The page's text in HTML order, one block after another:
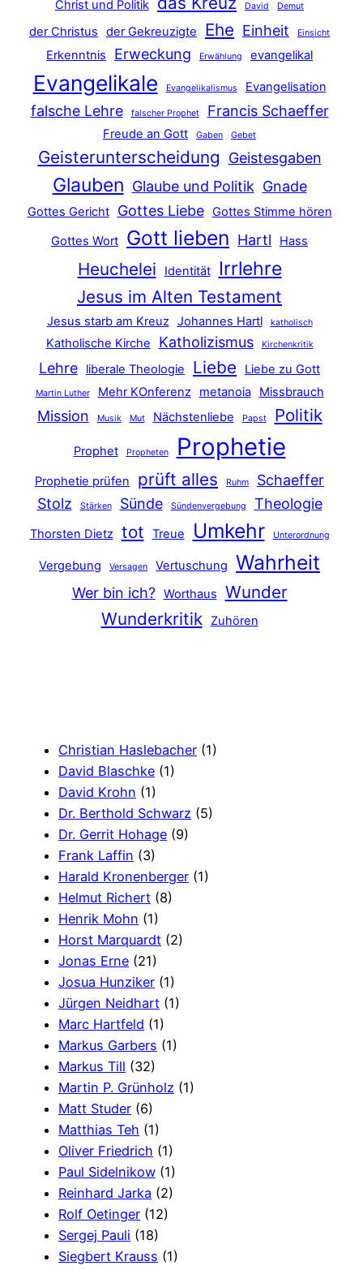
Christ und Politik David Demut
der Christus der Gekreuzigte Ehe Einheit Einsicht
Erkenntnis Erweckung Erwählung evangelikal
Evangelikale Evangelikalismus Evangelisation
falsche Lehre falscher Prophet Francis Schaeffer
Freude an Gott Gaben Gebet
Geisterunterscheidung Geistesgaben
Glauben Glaube und Politik Gnade
Gottes Gericht Gottes Liebe Gottes Stimme hören
Gottes Wort
Gott lieben Hartl Hass
Heuchelei Identität Irrlehre
Jesus im Alten Testament
Jesus starb am Kreuz Johannes Hartl katholisch
Katholische Kirche Katholizismus Kirchenkritik
Lehre liberale Theologie Liebe Liebe zu Gott
Martin Luther Mehr KOnferenz metanoia Missbrauch
Mission Musik Mut Nächstenliebe Papst Politik
Prophet Propheten Prophetie
Prophetie prüfen prüft alles Ruhm
Schaeffer
Stolz
Stärken Sünde Sündenvergebung Theologie
Thorsten Dietz tot Treue Umkehr Unterordnung
Vergebung Versagen Vertuschung Wahrheit
Wer bin ich? Worthaus
Wunder
Wunderkritik
Zuhören
Christian Haslebacher (1)
David Blaschke (1)
David Krohn (1)
Dr. Berthold Schwarz (5)
Dr. Gerrit Hohage (9)
Frank Laffin (3)
Harald Kronenberger (1)
Helmut Richert (8)
Henrik Mohn (1)
Horst Marquardt (2)
Jonas Erne (21)
Josua Hunziker (1)
Jürgen Neidhart (1)
Marc Hartfeld (1)
Markus Garbers (1)
Markus Till (32)
Martin P. Grünholz (1)
Matt Studer (6)
Matthias Teh (1)
Oliver Friedrich (1)
Paul Sidelnikow (1)
Reinhard Jarka (2)
Rolf Oetinger (12)
Sergej Pauli (18)
Siegbert Krauss (1)